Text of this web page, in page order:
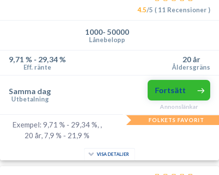
4.5/5 ( 11 Recensioner )
1000- 50000
Lånebelopp
9,71 % - 29,34 %
Eff. ränte
20 år
Åldersgräns
Samma dag
Utbetalning
Fortsätt
Annonslänkar
FOLKETS FAVORIT
Exempel: 9,71 % - 29,34 %, ,
20 år, 7,9 % - 21,9 %
VISA DETALJER